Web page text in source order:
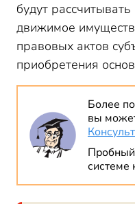
будут
движимое
правовых актов
приобретения
Более
вы
Пробный
системе